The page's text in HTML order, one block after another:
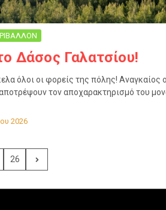
Δάσος Γαλατσίου!
όλοι οι φορείς της πόλης!
τον αποχαρακτηρισμό του
2026
26